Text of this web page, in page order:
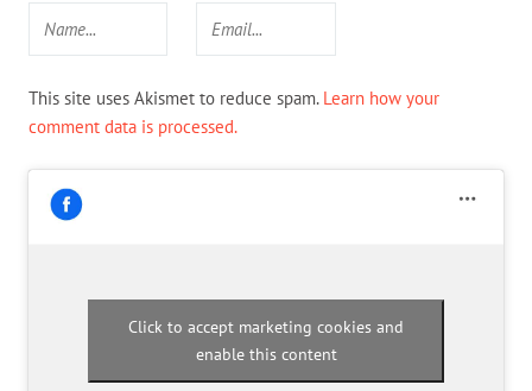
This site uses Akismet to reduce spam. Learn how your
comment data is processed.
Click to accept marketing cookies and
enable this content